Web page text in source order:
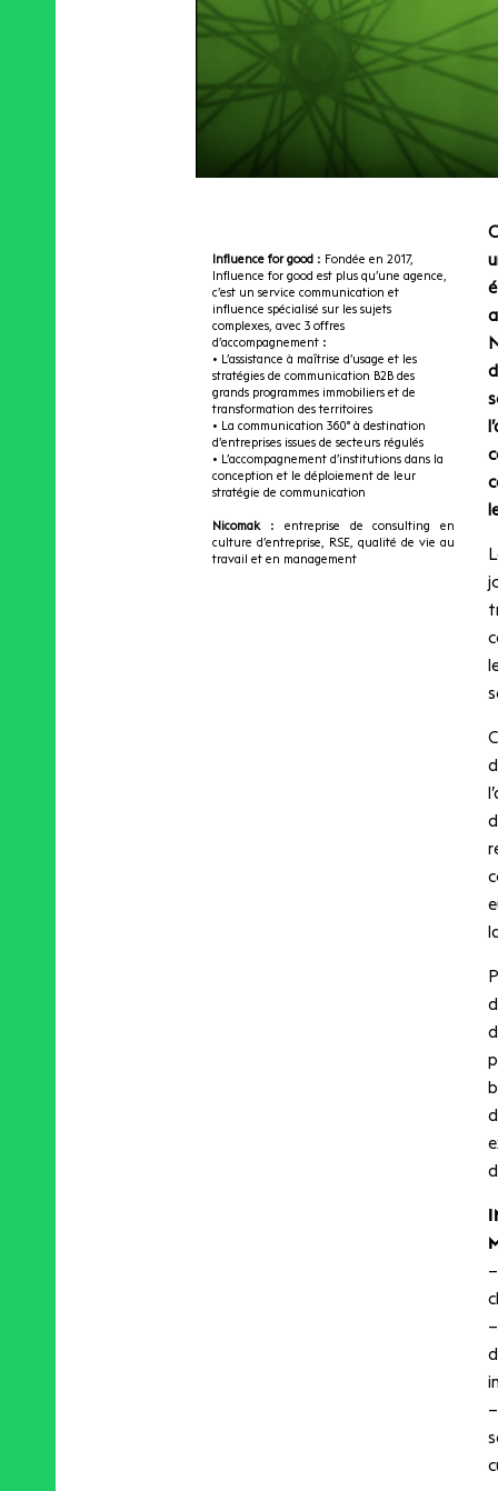
Influence for good : Fondée en 2017,
Influence for good est plus qu’une agence,
c’est un service communication et
influence spécialisé sur les sujets
complexes, avec 3 offres
d’accompagnement :
• L’assistance à maîtrise d’usage et les
stratégies de communication B2B des
grands programmes immobiliers et de
transformation des territoires
• La communication 360° à destination
d’entreprises issues de secteurs régulés
• L’accompagnement d’institutions dans la
conception et le déploiement de leur
stratégie de communication
Nicomak : entreprise de consulting en
culture d’entreprise, RSE, qualité de vie au
travail et en management